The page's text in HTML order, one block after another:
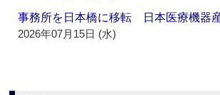
事務所を日本橋に移転 日本医療機器
2026年07月15日 (水)